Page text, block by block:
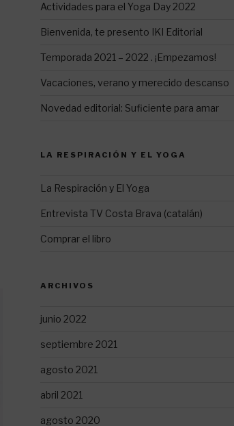
Actividades para el Yoga Day 2022
Bienvenida, te presento IKI Editorial
Temporada 2021 – 2022 . ¡Empezamos!
Vacaciones, verano y merecido descanso
Novedad editorial: Suficiente para amar
LA RESPIRACIÓN Y EL YOGA
La Respiración y El Yoga
Entrevista TV Costa Brava (catalán)
Comprar el libro
ARCHIVOS
junio 2022
septiembre 2021
agosto 2021
abril 2021
agosto 2020